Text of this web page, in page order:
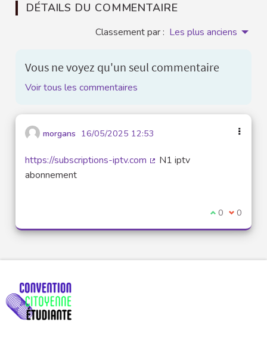
DÉTAILS DU COMMENTAIRE
Classement par : Les plus anciens
Vous ne voyez qu'un seul commentaire
Voir tous les commentaires
morgans 16/05/2025 12:53
https://subscriptions-iptv.com
N1 iptv
abonnement
Je suis
0 Je ne
0